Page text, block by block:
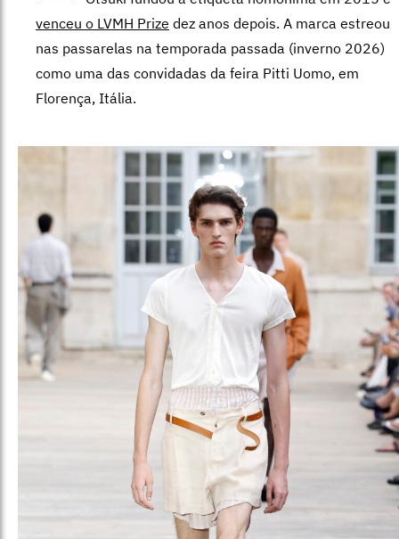
venceu o LVMH Prize dez anos depois. A marca estreou
nas passarelas na temporada passada (inverno 2026)
como uma das convidadas da feira Pitti Uomo, em
Florença, Itália.